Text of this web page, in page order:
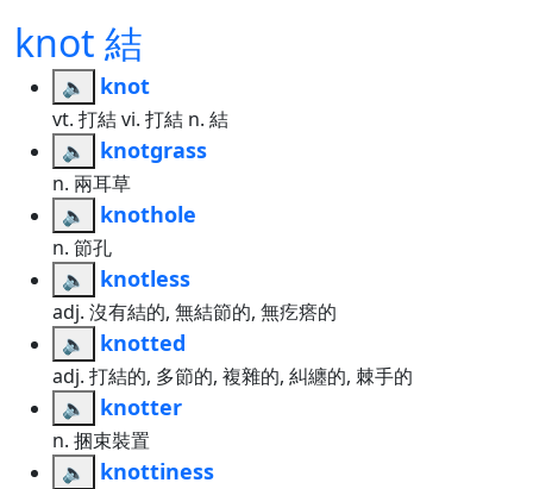
knot 結
🔈 knot
vt. 打結 vi. 打結 n. 結
🔈
knotgrass
n. 兩耳草
🔈
knothole
n. 節孔
🔈
knotless
adj. 沒有結的, 無結節的, 無疙瘩的
🔈
knotted
adj. 打結的, 多節的, 複雜的, 糾纏的, 棘手的
🔈
knotter
n. 捆束裝置
🔈
knottiness